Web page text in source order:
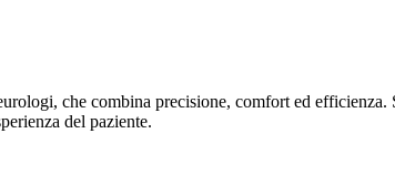
che combina precisione, comfort ed efficienza.
del paziente.